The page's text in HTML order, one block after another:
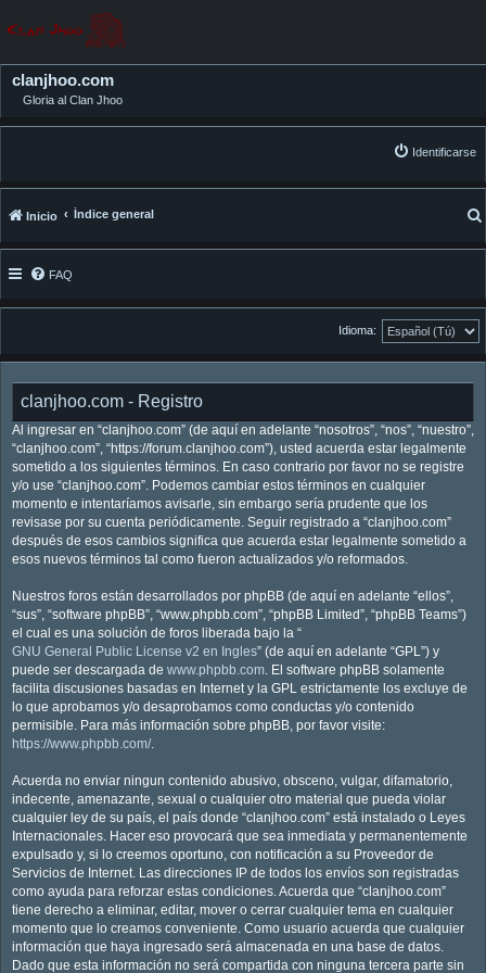
clanjhoo.com
Gloria al Clan Jhoo
Identificarse
Inicio Índice general
FAQ
Idioma:
clanjhoo.com - Registro
Al ingresar en “clanjhoo.com” (de aquí en adelante “nosotros”, “nos”, “nuestro”,
“clanjhoo.com”, “https://forum.clanjhoo.com”), usted acuerda estar legalmente
sometido a los siguientes términos. En caso contrario por favor no se registre
y/o use “clanjhoo.com”. Podemos cambiar estos términos en cualquier
momento e intentaríamos avisarle, sin embargo sería prudente que los
revisase por su cuenta periódicamente. Seguir registrado a “clanjhoo.com”
después de esos cambios significa que acuerda estar legalmente sometido a
esos nuevos términos tal como fueron actualizados y/o reformados.
Nuestros foros están desarrollados por phpBB (de aquí en adelante “ellos”,
“sus”, “software phpBB”, “www.phpbb.com”, “phpBB Limited”, “phpBB Teams”)
el cual es una solución de foros liberada bajo la “
GNU General Public License v2 en Ingles” (de aquí en adelante “GPL”) y
puede ser descargada de www.phpbb.com. El software phpBB solamente
facilita discusiones basadas en Internet y la GPL estrictamente los excluye de
lo que aprobamos y/o desaprobamos como conductas y/o contenido
permisible. Para más información sobre phpBB, por favor visite:
https://www.phpbb.com/.
Acuerda no enviar ningun contenido abusivo, obsceno, vulgar, difamatorio,
indecente, amenazante, sexual o cualquier otro material que pueda violar
cualquier ley de su país, el país donde “clanjhoo.com” está instalado o Leyes
Internacionales. Hacer eso provocará que sea inmediata y permanentemente
expulsado y, si lo creemos oportuno, con notificación a su Proveedor de
Servicios de Internet. Las direcciones IP de todos los envíos son registradas
como ayuda para reforzar estas condiciones. Acuerda que “clanjhoo.com”
tiene derecho a eliminar, editar, mover o cerrar cualquier tema en cualquier
momento que lo creamos conveniente. Como usuario acuerda que cualquier
información que haya ingresado será almacenada en una base de datos.
Dado que esta información no será compartida con ninguna tercera parte sin